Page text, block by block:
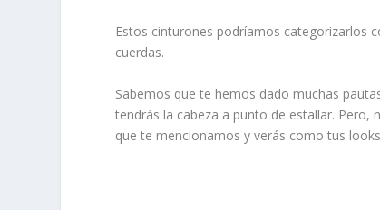
Estos cinturones podríamos categorizarlos
cuerdas.
Sabemos que te hemos dado muchas
tendrás la cabeza a punto de estallar.
que te mencionamos y verás como tus